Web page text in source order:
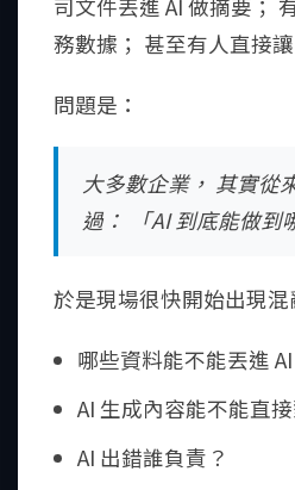
司文件丟進 AI 做摘要；
務數據； 甚至有人直接
問題是：
大多數企業， 其實從
過： 「AI 到底能做到
於是現場很快開始出現混
哪些資料能不能丟進 AI
AI 生成內容能不能直
AI 出錯誰負責？